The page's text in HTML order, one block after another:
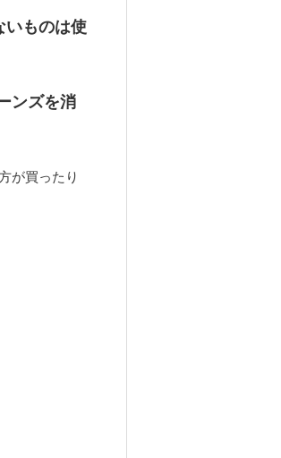
いものは使
ンズを消
が買ったり